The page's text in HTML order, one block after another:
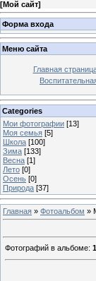
[Мой сайт]
Форма входа
Меню сайта
Главная
Categories
Мои фотографии [13]
Моя семья [5]
Школа [100]
Зима [133]
Весна [1]
Лето [0]
Осень [0]
Природа [37]
Главная » Фотоальбом »
Фотографий в альбоме: